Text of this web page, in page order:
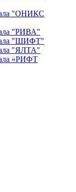
"ОНИКС
"РИВА"
"ШИФТ"
"ЯЛТА"
«РИФТ